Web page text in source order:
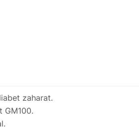
zaharat.
GM100.